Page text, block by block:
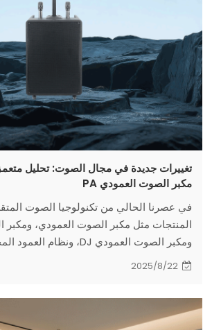
تغييرات جديدة في مجال الصوت: تحليل
مكبر الصوت العمودي PA
في عصرنا الحالي من تكنولوجيا الصوت
المنتجات مثل مكبر الصوت العمودي، ومكبر
مجرد اتجاهات ناشئة - بل إنها تعيد تشكيل
الصوت.
2025/8/22